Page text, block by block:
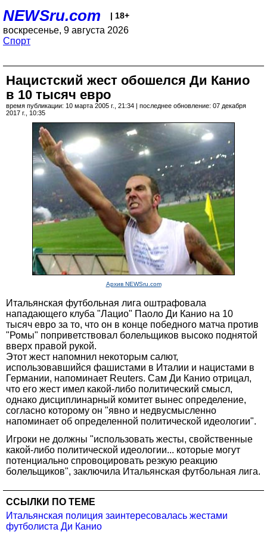
NEWSru.com | 18+
воскресенье, 9 августа 2026
Спорт
Нацистский жест обошелся Ди Канио
в 10 тысяч евро
время публикации: 10 марта 2005 г., 21:34 | последнее обновление: 07 декабря
2017 г., 10:35
Архив NEWSru.com
Итальянская футбольная лига оштрафовала
нападающего клуба "Лацио" Паоло Ди Канио на 10
тысяч евро за то, что он в конце победного матча против
"Ромы" поприветствовал болельщиков высоко поднятой
вверх правой рукой.
Этот жест напомнил некоторым салют,
использовавшийся фашистами в Италии и нацистами в
Германии, напоминает Reuters. Сам Ди Канио отрицал,
что его жест имел какой-либо политический смысл,
однако дисциплинарный комитет вынес определение,
согласно которому он "явно и недвусмысленно
напоминает об определенной политической идеологии".
Игроки не должны "использовать жесты, свойственные
какой-либо политической идеологии... которые могут
потенциально спровоцировать резкую реакцию
болельщиков", заключила Итальянская футбольная лига.
ССЫЛКИ ПО ТЕМЕ
Итальянская полиция заинтересовалась жестами
футболиста Ди Канио